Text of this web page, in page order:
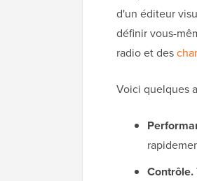
d'un éditeur
définir vous-
radio et des
Voici quelques
Contrôle.